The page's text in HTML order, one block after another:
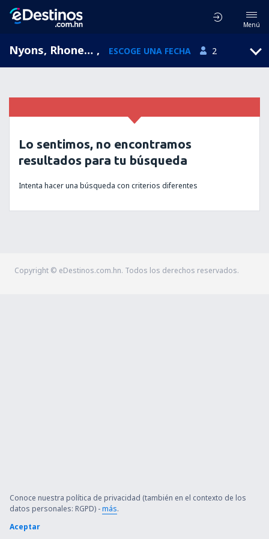
Menú
Nyons, Rhone-Alpes, Francia , ESCOGE UNA FECHA 2
Lo sentimos, no encontramos
resultados para tu búsqueda
Intenta hacer una búsqueda con criterios diferentes
Copyright © eDestinos.com.hn. Todos los derechos reservados.
Conoce nuestra política de privacidad (también en el contexto de los
datos personales: RGPD) -más.
Aceptar